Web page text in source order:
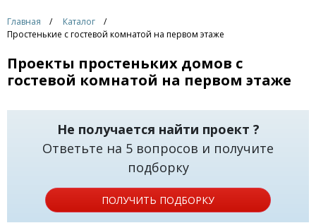
Главная
Каталог
Простенькие с гостевой комнатой на первом этаже
Проекты простеньких домов с
гостевой комнатой на первом этаже
Не получается найти проект ?
Ответьте на 5 вопросов и получите
подборку
ПОЛУЧИТЬ ПОДБОРКУ